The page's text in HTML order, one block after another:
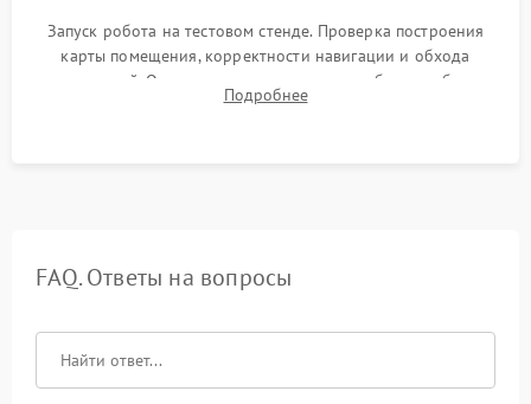
Запуск робота на тестовом стенде. Проверка построения
карты помещения, корректности навигации и обхода
препятствий. Оценка силы всасывания и работы турбины.
Тестирование автоматического возврата на док-станцию и
Подробнее
FAQ. Ответы на вопросы